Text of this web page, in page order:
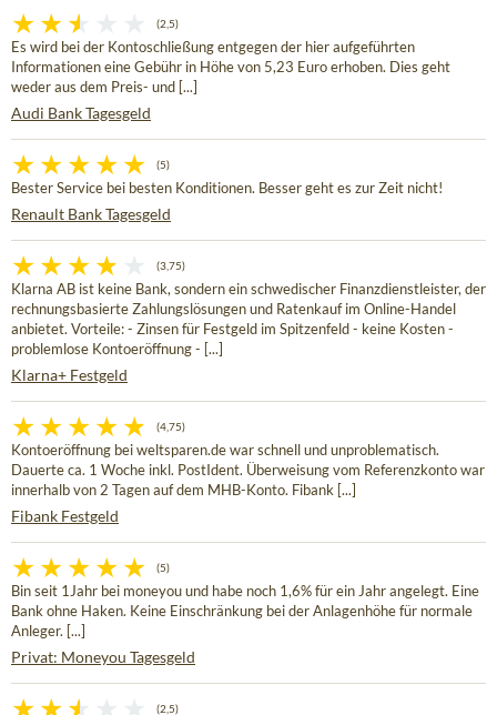
(2,5)
Es wird bei der Kontoschließung entgegen der hier aufgeführten
Informationen eine Gebühr in Höhe von 5,23 Euro erhoben. Dies geht
weder aus dem Preis- und [...]
Audi Bank Tagesgeld
(5)
Bester Service bei besten Konditionen. Besser geht es zur Zeit nicht!
Renault Bank Tagesgeld
(3,75)
Klarna AB ist keine Bank, sondern ein schwedischer Finanzdienstleister, der
rechnungsbasierte Zahlungslösungen und Ratenkauf im Online-Handel
anbietet. Vorteile: - Zinsen für Festgeld im Spitzenfeld - keine Kosten -
problemlose Kontoeröffnung - [...]
Klarna+ Festgeld
(4,75)
Kontoeröffnung bei weltsparen.de war schnell und unproblematisch.
Dauerte ca. 1 Woche inkl. PostIdent. Überweisung vom Referenzkonto war
innerhalb von 2 Tagen auf dem MHB-Konto. Fibank [...]
Fibank Festgeld
(5)
Bin seit 1Jahr bei moneyou und habe noch 1,6% für ein Jahr angelegt. Eine
Bank ohne Haken. Keine Einschränkung bei der Anlagenhöhe für normale
Anleger. [...]
Privat: Moneyou Tagesgeld
(2,5)